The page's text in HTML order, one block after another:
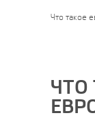
Что такое
ЧТО